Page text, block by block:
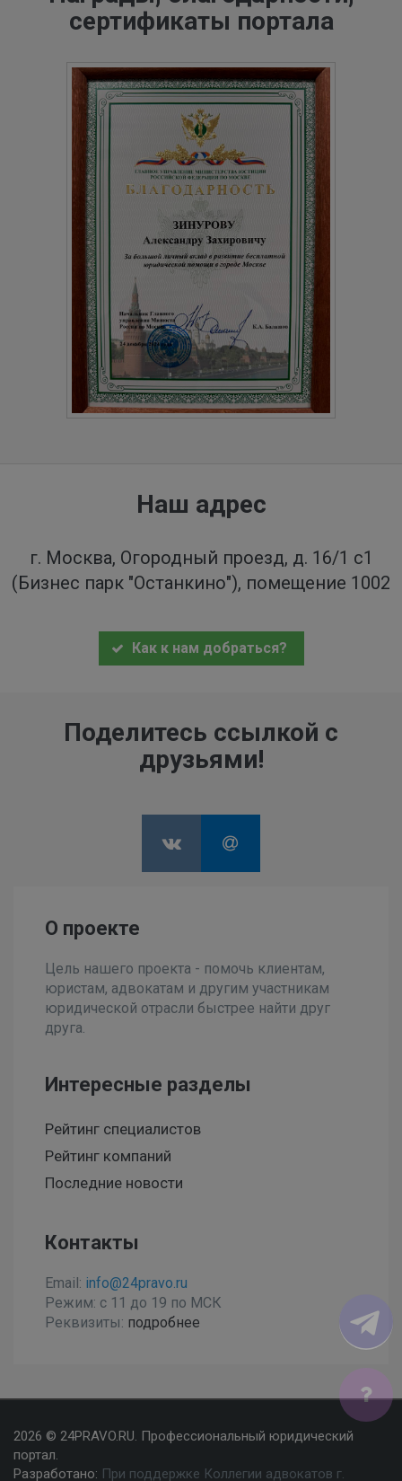
сертификаты портала
Наш адрес
г. Москва, Огородный проезд, д. 16/1 с1
(Бизнес парк "Останкино"), помещение 1002
Как к нам добраться?
Поделитесь ссылкой с
друзьями!
О проекте
Цель нашего проекта - помочь клиентам,
юристам, адвокатам и другим участникам
юридической отрасли быстрее найти друг
друга.
Интересные разделы
Рейтинг специалистов
Рейтинг компаний
Последние новости
Контакты
Email: info@24pravo.ru
Режим: с 11 до 19 по МСК
Реквизиты: подробнее
2026 © 24PRAVO.RU. Профессиональный юридический
портал.
Разработано: При поддержке Коллегии адвокатов г.
Мы используем файлы cookies, чтобы улучшить сайт
для Вас